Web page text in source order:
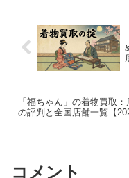
「福ちゃん」の着物買取
の評判と全国店舗一覧【
コメント